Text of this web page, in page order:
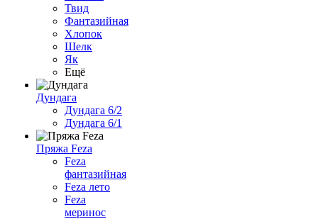
Твид
Фантазийная
Хлопок
Шелк
Як
Ещё
Дундага
Дундага 6/2
Дундага 6/1
Пряжа Feza
Feza
фантазийная
Feza лето
Feza
меринос